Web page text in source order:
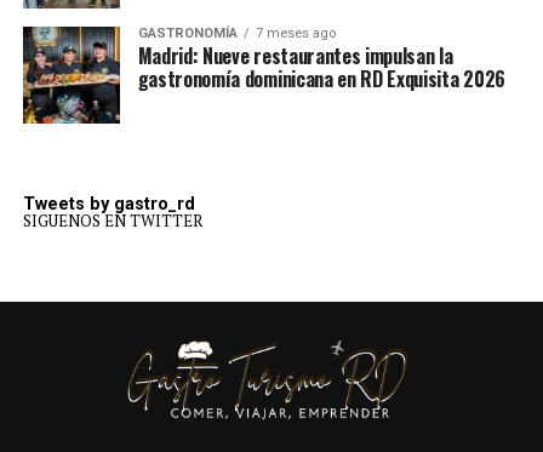
GASTRONOMÍA 7 meses ago
Madrid: Nueve restaurantes impulsan la
gastronomía dominicana en RD Exquisita 2026
Tweets by gastro_rd
SIGUENOS EN TWITTER